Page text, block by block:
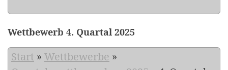
Wettbewerb 4. Quartal 2025
Start » Wettbewerbe »